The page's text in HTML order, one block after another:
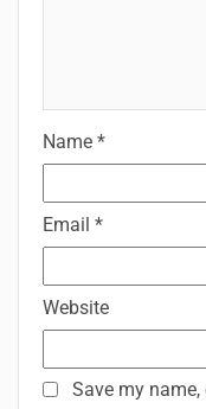
Name *
Email *
Website
Save my